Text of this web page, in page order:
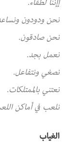
نحن ودودون
نحن صادقون.
نعمل بجد.
نصغي ونتفاعل.
نعتني بالممتلكات.
نلعب في أماكن
الغياب